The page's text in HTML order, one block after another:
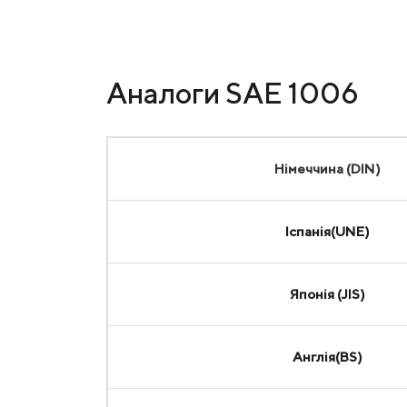
Аналоги SAE 1006
Німеччина (DIN)
Іспанія(UNE)
Японія (JIS)
Англія(BS)